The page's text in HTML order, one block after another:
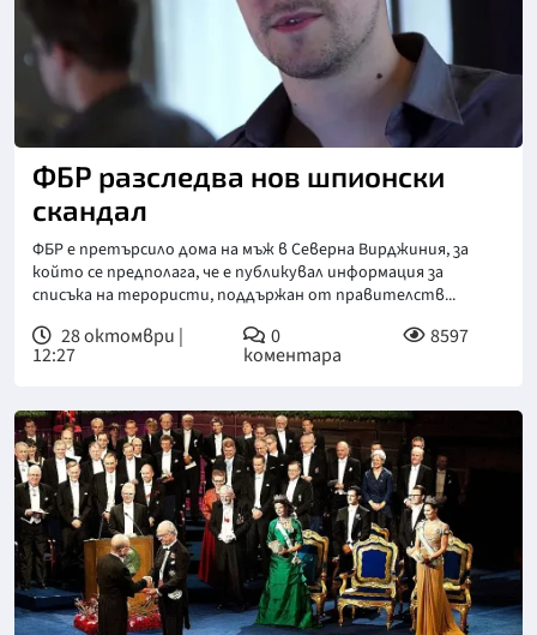
ФБР разследва нов шпионски
скандал
ФБР е претърсило дома на мъж в Северна Вирджиния, за
който се предполага, че е публикувал информация за
списъка на терористи, поддържан от правителств...
28 октомври |
12:27
0
коментара
8597